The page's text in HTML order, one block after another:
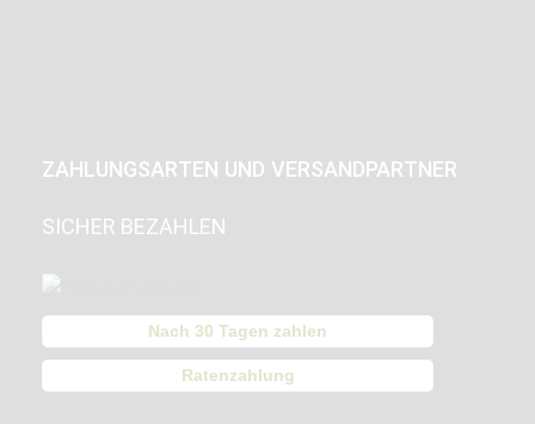
ZAHLUNGSARTEN UND VERSANDPARTNER
SICHER BEZAHLEN
Nach 30 Tagen zahlen
Ratenzahlung